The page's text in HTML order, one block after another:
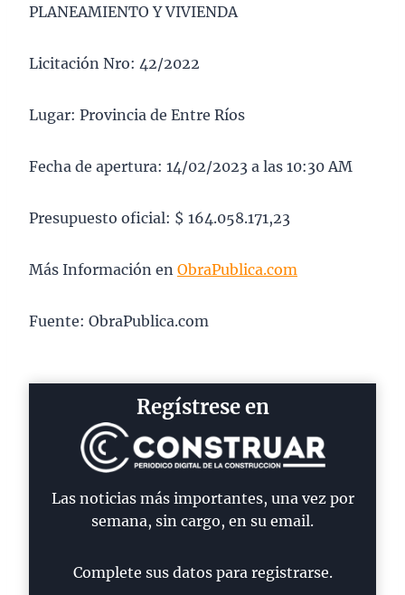
PLANEAMIENTO Y VIVIENDA
Licitación Nro: 42/2022
Lugar: Provincia de Entre Ríos
Fecha de apertura: 14/02/2023 a las 10:30 AM
Presupuesto oficial: $ 164.058.171,23
Más Información en ObraPublica.com
Fuente: ObraPublica.com
Regístrese en
Las noticias más importantes, una vez por
semana, sin cargo, en su email.
Complete sus datos para registrarse.